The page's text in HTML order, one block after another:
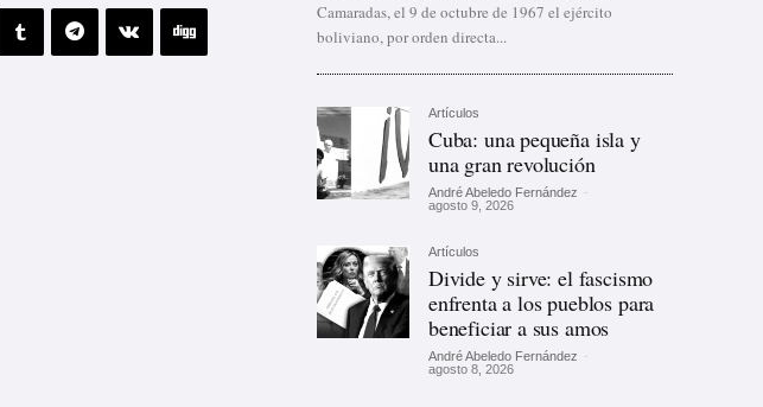
Camaradas, el 9 de octubre de 1967 el ejército
boliviano, por orden directa...
Artículos
Cuba: una pequeña isla y
una gran revolución
André Abeledo Fernández -
agosto 9, 2026
Artículos
Divide y sirve: el fascismo
enfrenta a los pueblos para
beneficiar a sus amos
André Abeledo Fernández -
agosto 8, 2026